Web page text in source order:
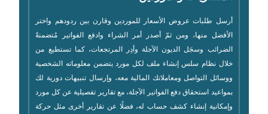
أرسل طلبات عروض الأسعار للموردين وقارن بين ردودهم واختر
الأفضل منها، ومن ثمّ أصدر أمر الشراء وادفع الفواتير مُتضمنةً
الضرائب وسجَل الديون الآجلة وأدِر المرتجعات، كما تستطيع من
خلال نظام سلس إنشاء ملف لكل مورد يتضمن معلوماته الشخصية
ووسائل التواصل ومعاملاتك المالية معه، وإرسال تنبيهات دورية لك
بمواعيد استحقاق دفع الفواتير الآجلة، مع تقارير تفصيلية عن كل مورد
وإمكانية إنشاء كشف حساب له، فضلًا عن تقارير أخرى مثل حركة